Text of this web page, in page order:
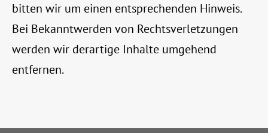
bitten wir um einen entsprechenden Hinweis.
Bei Bekanntwerden von Rechtsverletzungen
werden wir derartige Inhalte umgehend
entfernen.